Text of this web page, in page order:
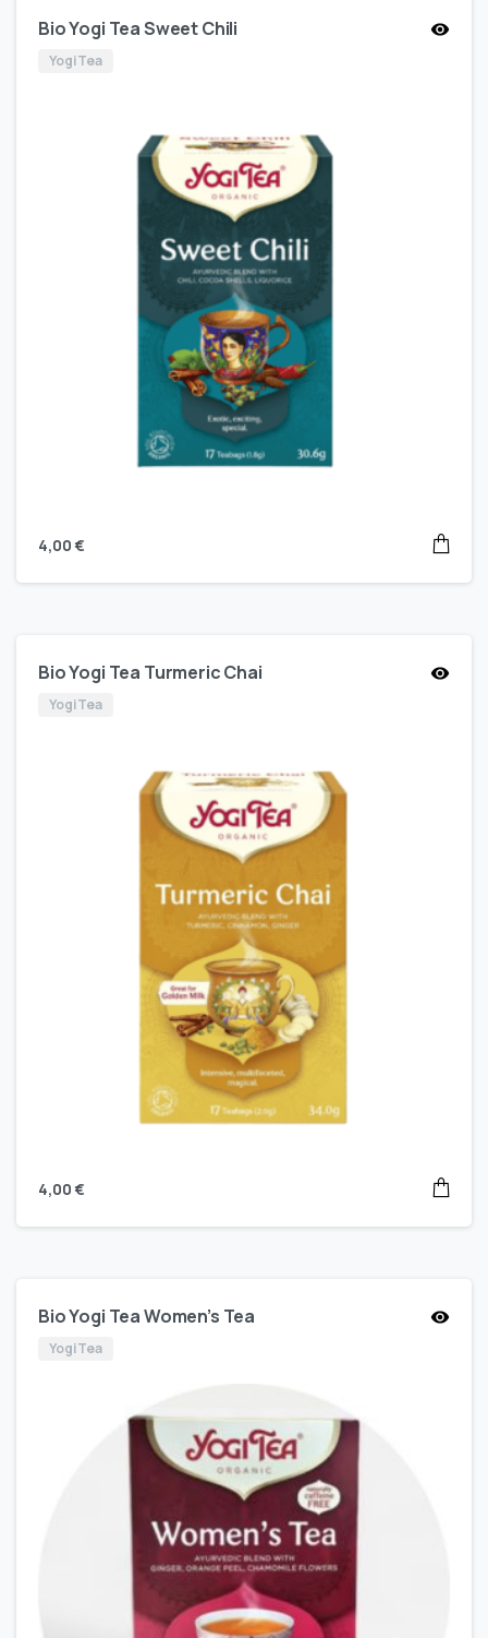
Bio Yogi Tea Sweet Chili
Yogi Tea
4,00 €
Bio Yogi Tea Turmeric Chai
Yogi Tea
4,00 €
Bio Yogi Tea Women’s Tea
Yogi Tea